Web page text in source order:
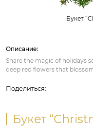
Букет
Описание:
Share the magic of holidays
deep red flowers that
Поделиться:
Букет